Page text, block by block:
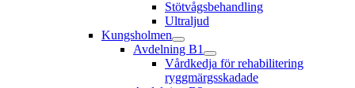
Stötvågsbehandling
Ultraljud
Kungsholmen
Avdelning B1
Vårdkedja för rehabilitering
ryggmärgsskadade